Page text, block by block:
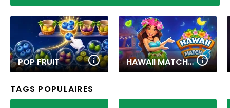
POP FRUIT HAWAII MATCH 6
TAGS POPULAIRES